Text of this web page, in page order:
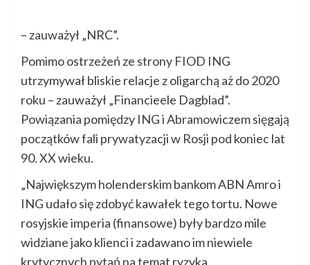
– zauważył „NRC”.
Pomimo ostrzeżeń ze strony FIOD ING
utrzymywał bliskie relacje z oligarchą aż do 2020
roku – zauważył „Financieele Dagblad”.
Powiązania pomiędzy ING i Abramowiczem sięgają
początków fali prywatyzacji w Rosji pod koniec lat
90. XX wieku.
„Największym holenderskim bankom ABN Amro i
ING udało się zdobyć kawałek tego tortu. Nowe
rosyjskie imperia (finansowe) były bardzo mile
widziane jako klienci i zadawano im niewiele
krytycznych pytań na temat ryzyka